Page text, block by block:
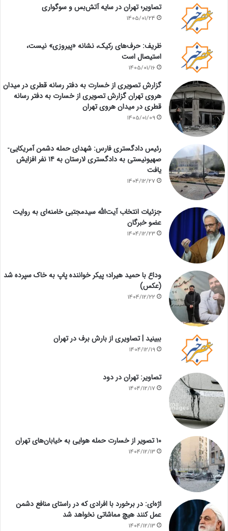
تصاویر؛ تهران در سایه آتش‌بس و سوگواری
1405/01/24
ظریف: حرف‌های رکیک، نشانه «پیروزی» نیست،
استیصال است
1405/01/16
گزارش تصویری از خسارت به دفتر رسانه قطری در میدان
هروی تهران گزارش تصویری از خسارت به دفتر رسانه
قطری در میدان هروی تهران
1405/01/09
رئیس دادگستری فارس: شهدای حمله دشمن آمریکایی-
صهیونیستی به دادگستری لارستان به ۱۴ نفر افزایش
یافت
1404/12/27
جزئیات انتخاب آیت‌الله سیدمجتبی خامنه‌ای به روایت
عضو خبرگان
1404/12/23
وداع با حمید هیراد؛ پیکر خواننده پاپ به خاک سپرده شد
(عکس)
1404/12/22
ببینید | تصاویری از بارش برف در تهران
1404/12/19
تصاویر: تهران در دود
1404/12/17
۱۰ تصویر از خسارت حمله هوایی به خیابان‌های تهران
1404/12/13
اژه‌ای: در برخورد با افرادی که در راستای منافع دشمن
عمل کنند هیچ مماشاتی نخواهد شد
1404/12/13